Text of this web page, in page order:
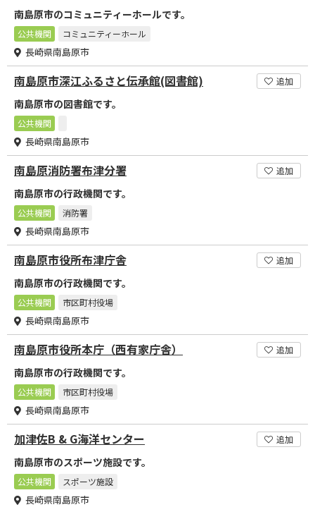
南島原市のコミュニティーホールです。
公共機関 コミュニティーホール
長崎県南島原市
南島原市深江ふるさと伝承館(図書館) 追加
南島原市の図書館です。
公共機関
長崎県南島原市
南島原消防署布津分署 追加
南島原市の行政機関です。
公共機関 消防署
長崎県南島原市
南島原市役所布津庁舎 追加
南島原市の行政機関です。
公共機関 市区町村役場
長崎県南島原市
南島原市役所本庁（西有家庁舎） 追加
南島原市の行政機関です。
公共機関 市区町村役場
長崎県南島原市
加津佐B & G海洋センター 追加
南島原市のスポーツ施設です。
公共機関 スポーツ施設
長崎県南島原市